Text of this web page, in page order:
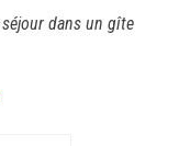
dans un gîte